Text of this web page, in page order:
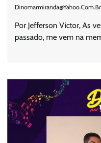
Dinomarmiranda@yahoo.com.br
Por Jefferson Victor, As
passado, me vem na